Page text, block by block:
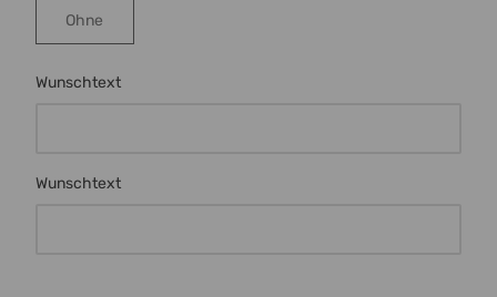
Ohne
Wunschtext
Wunschtext